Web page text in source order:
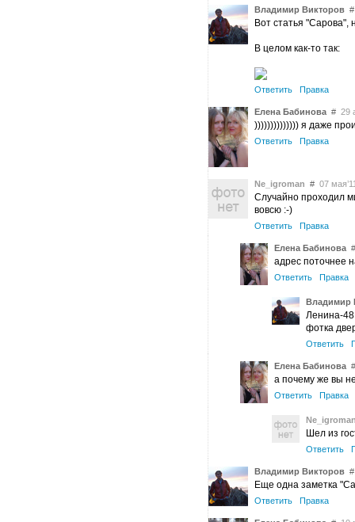
Владимир Викторов #
Вот статья "Сарова",
В целом как-то так:
Ответить Правка
Елена Бабинова # 29
)))))))))))))) я даже
Ответить Правка
Ne_igroman # 07
Случайно проходил
вовсю :-)
Ответить Правка
Елена Бабинова #
адрес поточнее
Ответить Правка
Владимир
Ленина-
фотка
Ответить
Елена Бабинова #
а почему же вы
Ответить Правка
Шел из
Ответить
Владимир Викторов #
Еще одна заметка
Ответить Правка